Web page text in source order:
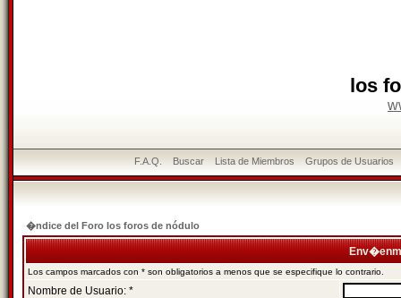
los
F.A.Q. Buscar Lista de Miembros Grupos de Usuarios
�ndice del Foro los foros de nódulo
Los campos marcados con * son obligatorios a menos que se especifique lo contrario.
Nombre de Usuario: *